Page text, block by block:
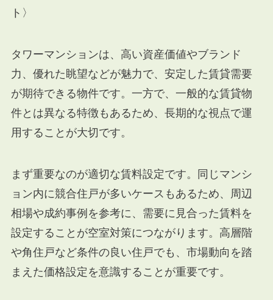
ト〉
タワーマンションは、高い資産価値やブランド
力、優れた眺望などが魅力で、安定した賃貸需要
が期待できる物件です。一方で、一般的な賃貸物
件とは異なる特徴もあるため、長期的な視点で運
用することが大切です。
まず重要なのが適切な賃料設定です。同じマンシ
ョン内に競合住戸が多いケースもあるため、周辺
相場や成約事例を参考に、需要に見合った賃料を
設定することが空室対策につながります。高層階
や角住戸など条件の良い住戸でも、市場動向を踏
まえた価格設定を意識することが重要です。